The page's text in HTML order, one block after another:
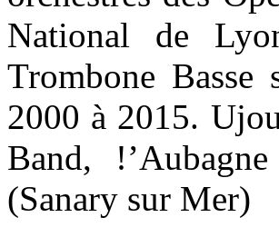
National de
Trombone
2000 à 2015.
Band,
(Sanary sur Mer)